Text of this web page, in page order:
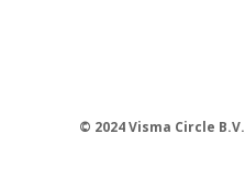
© 2024 Visma Circle B.V.